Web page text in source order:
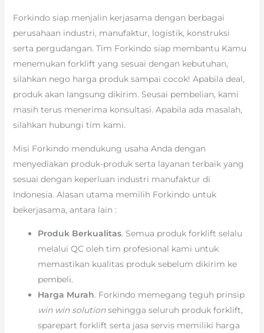
Forkindo siap menjalin kerjasama dengan berbagai
perusahaan industri, manufaktur, logistik, konstruksi
serta pergudangan. Tim Forkindo siap membantu Kamu
menemukan forklift yang sesuai dengan kebutuhan,
silahkan nego harga produk sampai cocok! Apabila deal,
produk akan langsung dikirim. Seusai pembelian, kami
masih terus menerima konsultasi. Apabila ada masalah,
silahkan hubungi tim kami.
Misi Forkindo mendukung usaha Anda dengan
menyediakan produk-produk serta layanan terbaik yang
sesuai dengan keperluan industri manufaktur di
Indonesia. Alasan utama memilih Forkindo untuk
bekerjasama, antara lain :
Produk Berkualitas. Semua produk forklift selalu
melalui QC oleh tim profesional kami untuk
memastikan kualitas produk sebelum dikirim ke
pembeli.
Harga Murah. Forkindo memegang teguh prinsip
win win solutionsehingga seluruh produk forklift,
sparepart forklift serta jasa servis memiliki harga